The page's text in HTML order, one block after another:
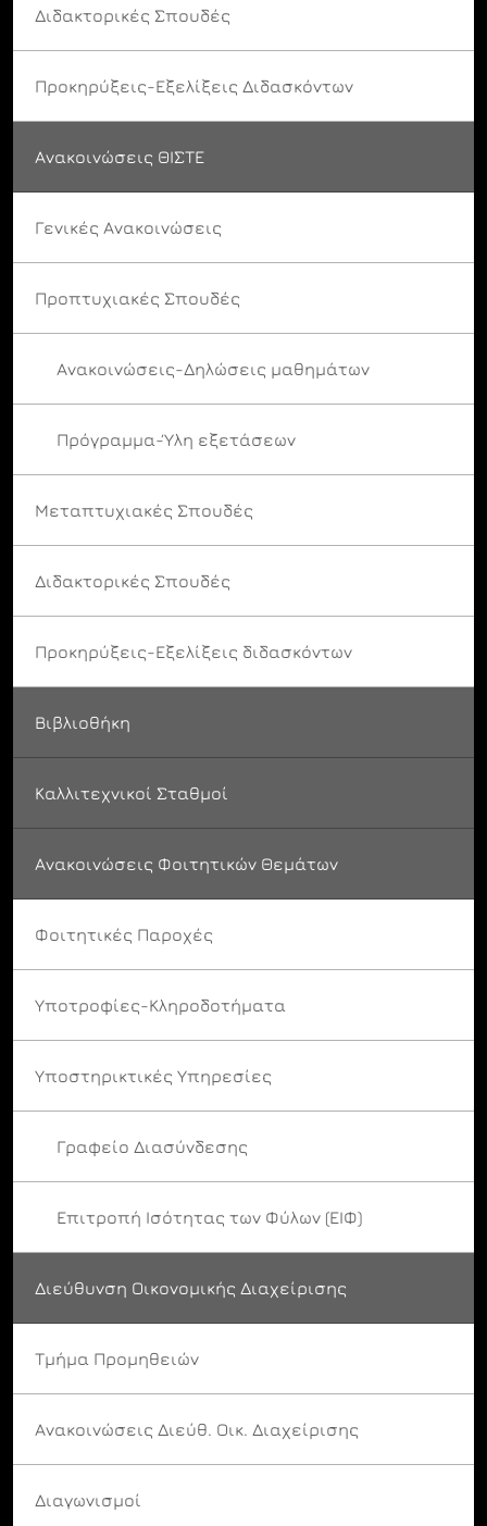
Διδακτορικές Σπουδές
Προκηρύξεις-Εξελίξεις Διδασκόντων
Ανακοινώσεις ΘΙΣΤΕ
Γενικές Ανακοινώσεις
Προπτυχιακές Σπουδές
Ανακοινώσεις-Δηλώσεις μαθημάτων
Πρόγραμμα-Ύλη εξετάσεων
Μεταπτυχιακές Σπουδές
Διδακτορικές Σπουδές
Προκηρύξεις-Εξελίξεις διδασκόντων
Βιβλιοθήκη
Καλλιτεχνικοί Σταθμοί
Ανακοινώσεις Φοιτητικών Θεμάτων
Φοιτητικές Παροχές
Υποτροφίες-Κληροδοτήματα
Υποστηρικτικές Υπηρεσίες
Γραφείο Διασύνδεσης
Επιτροπή Ισότητας των Φύλων (ΕΙΦ)
Διεύθυνση Οικονομικής Διαχείρισης
Τμήμα Προμηθειών
Ανακοινώσεις Διεύθ. Οικ. Διαχείρισης
Διαγωνισμοί